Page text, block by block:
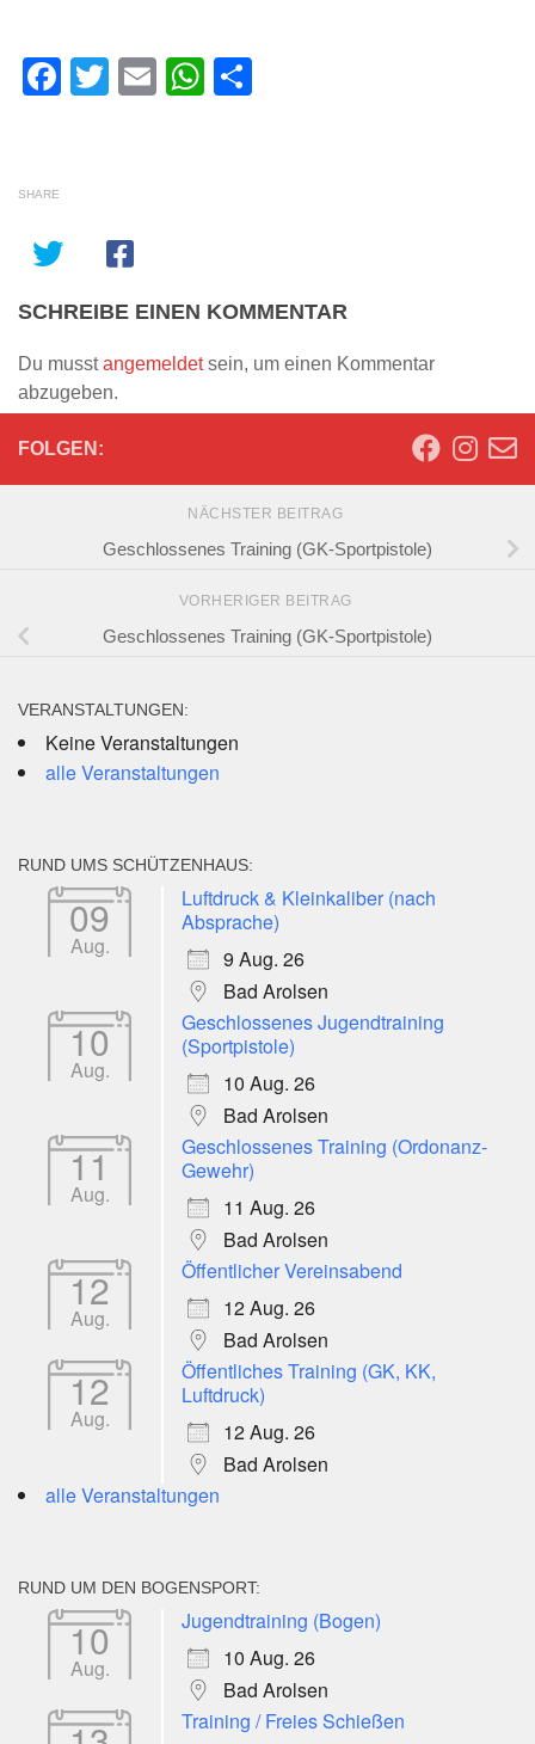
Facebook
Twitter
EmailWhatsApp
SHARE
SCHREIBE EINEN KOMMENTAR
Du musstangemeldetsein, um einen Kommentar
abzugeben.
FOLGEN:
NÄCHSTER BEITRAG
Geschlossenes Training (GK-Sportpistole)
VORHERIGER BEITRAG
Geschlossenes Training (GK-Sportpistole)
VERANSTALTUNGEN:
Keine Veranstaltungen
alle Veranstaltungen
RUND UMS SCHÜTZENHAUS:
09
Aug.
Luftdruck & Kleinkaliber (nach
Absprache)
9 Aug. 26
Bad Arolsen
10
Aug.
Geschlossenes Jugendtraining
(Sportpistole)
10 Aug. 26
Bad Arolsen
11
Aug.
Geschlossenes Training (Ordonanz-
Gewehr)
11 Aug. 26
Bad Arolsen
12
Aug.
Öffentlicher Vereinsabend
12 Aug. 26
Bad Arolsen
12
Aug.
Öffentliches Training (GK, KK,
Luftdruck)
12 Aug. 26
Bad Arolsen
alle Veranstaltungen
RUND UM DEN BOGENSPORT:
10
Aug.
Jugendtraining (Bogen)
10 Aug. 26
Bad Arolsen
Training / Freies Schießen